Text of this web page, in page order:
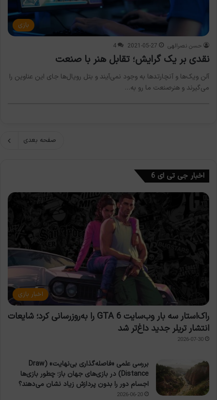
بازی
حسن نصرالهی 2021-05-27
4
نقدی بر یک گرایش؛ تقابل هنر با صنعت
آلن ویک‌ها و آنچارتدها به وجود نمی‌آیند و بتل رویال‌ها جای این عناوین را
می‌گیرند و هنرصنعت ما رو به…
صفحه بعدی
اخبار جی تی ای 6
اخبار بازی
راک‌استار سه بار وب‌سایت GTA 6 را به‌روزرسانی کرد؛ شایعات
انتشار تریلر جدید داغ‌تر شد
2026-07-30
بررسی علمی «فاصله‌گذاری بی‌نهایت» (Draw
Distance) در بازی‌های جهان باز؛ چطور بازی‌ها
اجسام دور را بدون پردازش زیاد نشان می‌دهند؟
2026-06-20